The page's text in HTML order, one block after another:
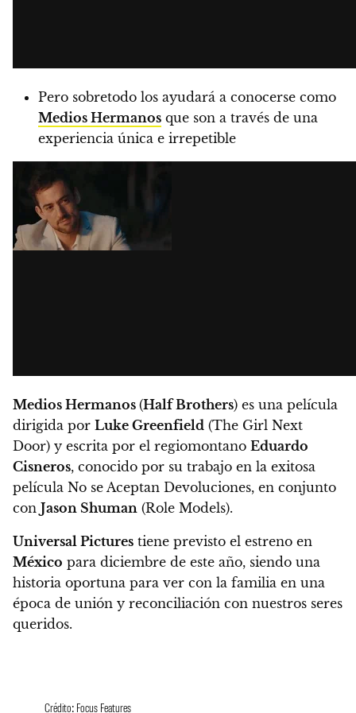
Pero sobretodo los ayudará a conocerse como
Medios Hermanos que son a través de una
experiencia única e irrepetible
Medios Hermanos (Half Brothers) es una película
dirigida por Luke Greenfield (The Girl Next
Door) y escrita por el regiomontano Eduardo
Cisneros, conocido por su trabajo en la exitosa
película No se Aceptan Devoluciones, en conjunto
con Jason Shuman (Role Models).
Universal Pictures tiene previsto el estreno en
México para diciembre de este año, siendo una
historia oportuna para ver con la familia en una
época de unión y reconciliación con nuestros seres
queridos.
Crédito: Focus Features